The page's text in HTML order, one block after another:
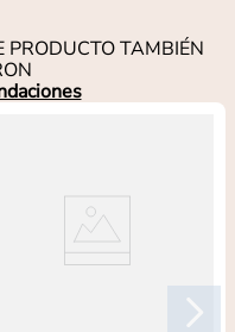
PRODUCTO TAMBIÉN